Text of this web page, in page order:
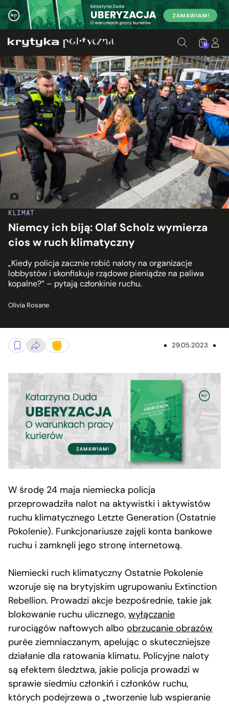
0
KLIMAT
Niemcy ich biją: Olaf Scholz wymierza
cios w ruch klimatyczny
„Kiedy policja zacznie robić naloty na organizacje
lobbystów i skonfiskuje rządowe pieniądze na paliwa
kopalne?” – pytają członkinie ruchu.
Olivia Rosane
Interwencja policji wobec aktywistki ruchu Letzten
29.05.2023
W środę 24 maja niemiecka policja
przeprowadziła nalot na aktywistki i aktywistów
ruchu klimatycznego Letzte Generation (Ostatnie
Pokolenie). Funkcjonariusze zajęli konta bankowe
ruchu i zamknęli jego stronę internetową.
Niemiecki ruch klimatyczny Ostatnie Pokolenie
wzoruje się na brytyjskim ugrupowaniu Extinction
Rebellion. Prowadzi akcje bezpośrednie, takie jak
blokowanie ruchu ulicznego, wyłączanie
rurociągów naftowych albo obrzucanie obrazów
purée ziemniaczanym, apelując o skuteczniejsze
działanie dla ratowania klimatu. Policyjne naloty
są efektem śledztwa, jakie policja prowadzi w
sprawie siedmiu członkiń i członków ruchu,
których podejrzewa o „tworzenie lub wspieranie